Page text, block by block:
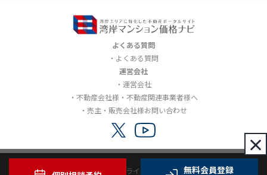
無料会員登録
×
よくある質問
よくある質問
運営会社
運営会社
不動産会社様・不動産関連事業者様へ
売主・販売会社様お問い合わせ
利用規約 プライバシーポリシー